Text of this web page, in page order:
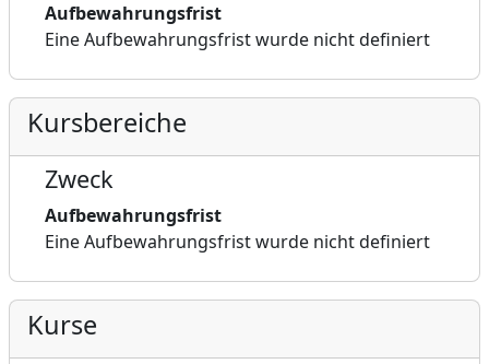
Aufbewahrungsfrist
Eine Aufbewahrungsfrist wurde nicht definiert
Kursbereiche
Zweck
Aufbewahrungsfrist
Eine Aufbewahrungsfrist wurde nicht definiert
Kurse